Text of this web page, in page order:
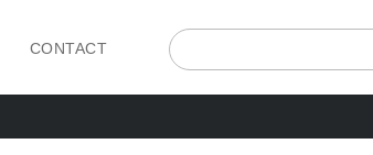
CONTACT